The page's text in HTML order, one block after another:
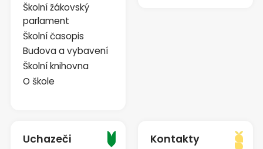
Školní žákovský
parlament
Školní časopis
Budova a vybavení
Školní knihovna
O škole
Uchazeči Kontakty